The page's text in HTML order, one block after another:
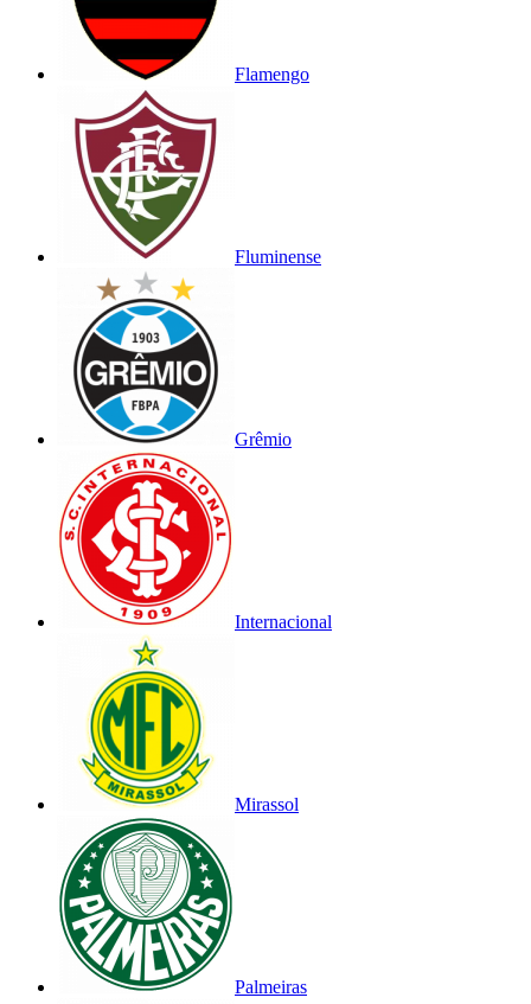
Flamengo
Fluminense
Grêmio
Internacional
Mirassol
Palmeiras